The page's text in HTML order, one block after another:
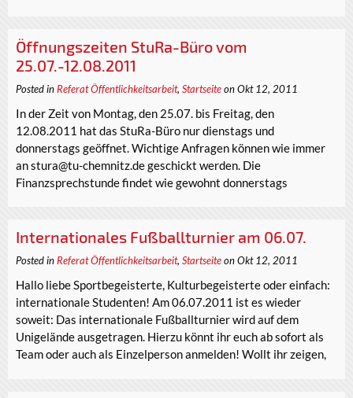
Öffnungszeiten StuRa-Büro vom
25.07.-12.08.2011
Posted in Referat Öffentlichkeitsarbeit, Startseiteon Okt 12, 2011
In der Zeit von Montag, den 25.07. bis Freitag, den
12.08.2011 hat das StuRa-Büro nur dienstags und
donnerstags geöffnet. Wichtige Anfragen können wie immer
an stura@tu-chemnitz.de geschickt werden. Die
Finanzsprechstunde findet wie gewohnt donnerstags
Internationales Fußballturnier am 06.07.
Posted inReferat Öffentlichkeitsarbeit, Startseiteon Okt 12, 2011
Hallo liebe Sportbegeisterte, Kulturbegeisterte oder einfach:
internationale Studenten! Am 06.07.2011 ist es wieder
soweit: Das internationale Fußballturnier wird auf dem
Unigelände ausgetragen. Hierzu könnt ihr euch ab sofort als
Team oder auch als Einzelperson anmelden! Wollt ihr zeigen,